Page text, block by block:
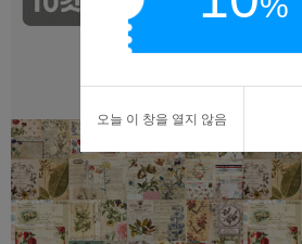
오늘 이 창을 열지 않음